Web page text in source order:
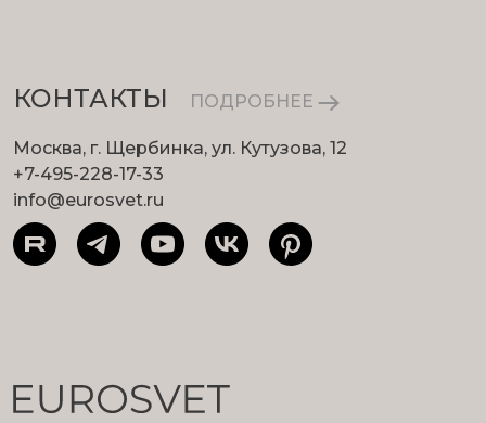
КОНТАКТЫ ПОДРОБНЕЕ
Москва, г. Щербинка, ул. Кутузова, 12
+7-495-228-17-33
info@eurosvet.ru